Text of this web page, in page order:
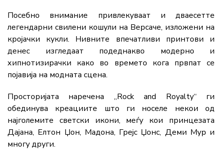
Посебно внимание привлекуваат и дваесетте
легендарни свилени кошули на Версаче, изложени на
кројачки кукли. Нивните впечатливи принтови и
денес изгледаат подеднакво модерно и
хипнотизирачки како во времето кога првпат се
појавија на модната сцена.
Просторијата наречена „Rock and Royalty“ ги
обединува креациите што ги носеле некои од
најголемите светски икони, меѓу кои принцезата
Дајана, Елтон Џон, Мадона, Грејс Џонс, Деми Мур и
многу други.